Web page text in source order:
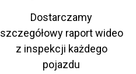
Dostarczamy
szczegółowy raport wideo
z inspekcji każdego
pojazdu